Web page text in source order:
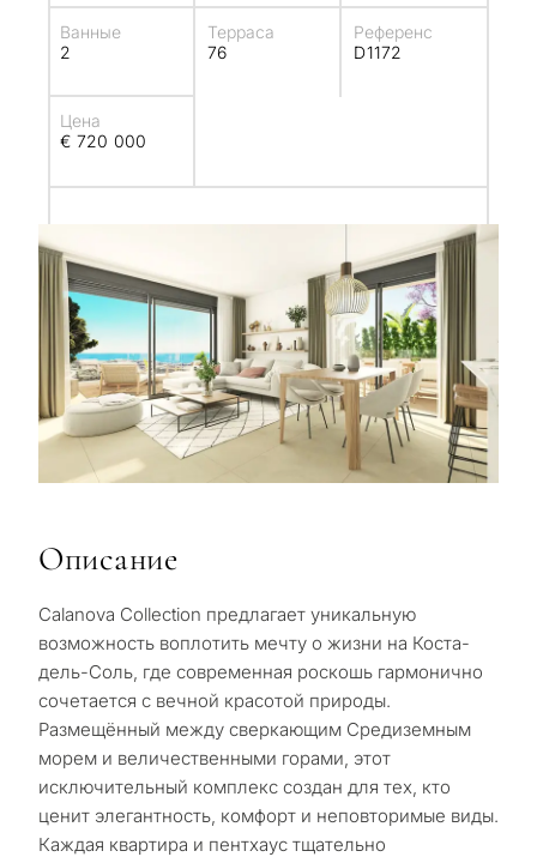
Ванные
2
Терраса
76
Референс
D1172
Цена
€ 720 000
Описание
Calanova Collection предлагает уникальную
возможность воплотить мечту о жизни на Коста-
дель-Соль, где современная роскошь гармонично
сочетается с вечной красотой природы.
Размещённый между сверкающим Средиземным
морем и величественными горами, этот
исключительный комплекс создан для тех, кто
ценит элегантность, комфорт и неповторимые виды.
Каждая квартира и пентхаус тщательно